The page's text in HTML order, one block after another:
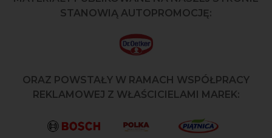
STANOWIĄ AUTOPROMOCJĘ:
ORAZ POWSTAŁY W RAMACH WSPÓŁPRACY
REKLAMOWEJ Z WŁAŚCICIELAMI MAREK: